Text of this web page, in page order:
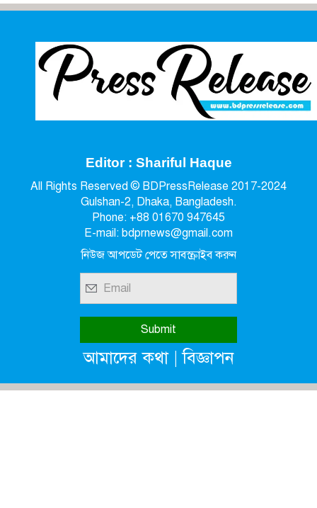
Editor : Shariful Haque
All Rights Reserved © BDPressRelease 2017-2024
Gulshan-2, Dhaka, Bangladesh.
Phone: +88 01670 947645
E-mail: bdprnews@gmail.com
নিউজ আপডেট পেতে সাবস্ক্রাইব করুন
আমাদের কথা|বিজ্ঞাপন